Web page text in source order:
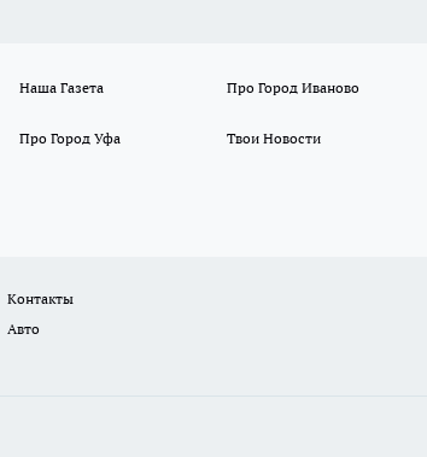
Наша Газета Про Город Иваново
Про Город Уфа Твои Новости
Контакты
Авто